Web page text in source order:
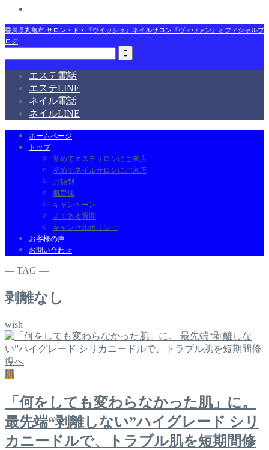
香川県丸亀市 サロン・ド・『ウイッシュ』ネイルサロン『ヴィヴァン』オフィシャルブ
ログ
エステ電話
エステLINE
ネイル電話
ネイルLINE
ホームページ
トップ
初めてエステサロンにご来店
初めてネイルサロンにご来店
月額制
肌育成
キャンペーン
よくある質問
キャンセルポリシー
お客様の声
お問い合わせ
― TAG ―
剥離なし
wish
肌
「何をしても変わらなかった肌」に。
最先端“剥離しない”ハイグレード シリ
カニードルで、トラブル肌を短期間修